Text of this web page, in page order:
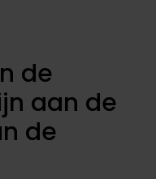
de
aan de
de